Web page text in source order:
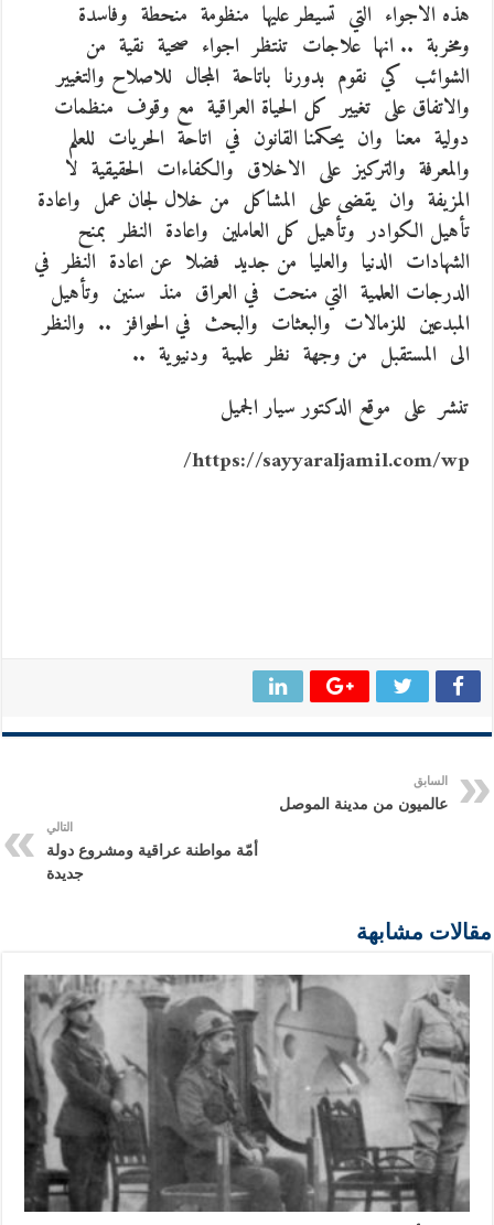
هذه الاجواء التي تسيطر عليها منظومة منحطة وفاسدة
ومخربة .. انها علاجات تنتظر اجواء صحية نقية من
الشوائب كي نقوم بدورنا باتاحة المجال للاصلاح والتغيير
والاتفاق على تغيير كل الحياة العراقية مع وقوف منظمات
دولية معنا وان يحكمنا القانون في اتاحة الحريات للعلم
والمعرفة والتركيز على الاخلاق والكفاءات الحقيقية لا
المزيفة وان يقضى على المشاكل من خلال لجان عمل واعادة
تأهيل الكوادر وتأهيل كل العاملين واعادة النظر بمنح
الشهادات الدنيا والعليا من جديد فضلا عن اعادة النظر في
الدرجات العلمية التي منحت في العراق منذ سنين وتأهيل
المبدعين للزمالات والبعثات والبحث في الحوافز .. والنظر
الى المستقبل من وجهة نظر علمية ودنيوية ..
تنشر على موقع الدكتور سيار الجميل
https://sayyaraljamil.com/wp/
السابق
عالميون من مدينة الموصل
التالي
أمّة مواطنة عراقية ومشروع دولة
جديدة
مقالات مشابهة